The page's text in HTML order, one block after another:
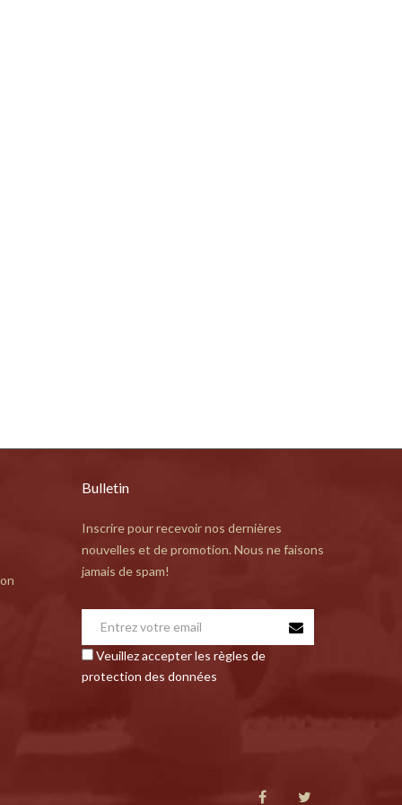
Bulletin
Inscrire pour recevoir nos dernières
nouvelles et de promotion. Nous ne faisons
jamais de spam!
Veuillez accepter les règles de
protection des données